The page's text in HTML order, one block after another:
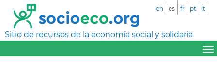
Sitio de recursos de la economía social y solidaria
en es fr pt it